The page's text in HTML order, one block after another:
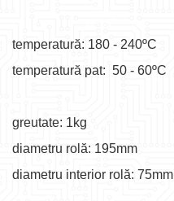
temperatură: 180 - 240ºC
temperatură pat: 50 - 60ºC
greutate: 1kg
diametru rolă: 195mm
diametru interior rolă: 75mm